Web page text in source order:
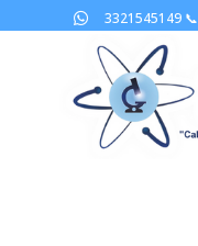
 3321545149 📞